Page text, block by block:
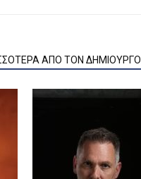
ΑΠΟ ΤΟΝ ΔΗΜΙΟΥΡΓΟ